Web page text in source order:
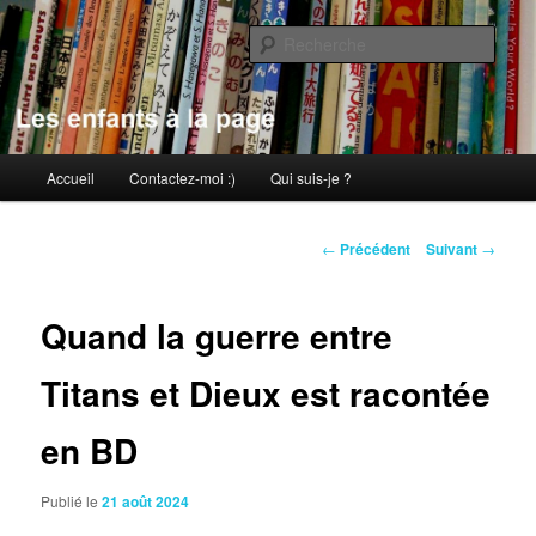
Aller
au
contenu
principalLes enfants à la page
principal
Accueil Contactez-moi :) Qui suis-je ?
Navigation
← Précédent Suivant →
Quand la guerre entre
Titans et Dieux est racontée
en BD
Publié le21 août 2024